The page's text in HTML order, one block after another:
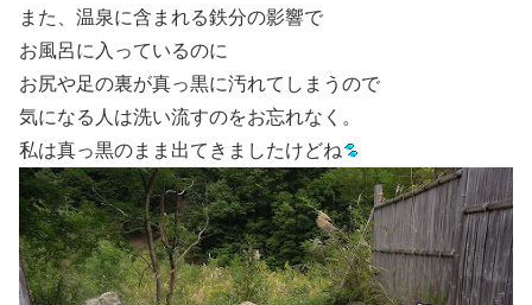
また、温泉に含まれる鉄分の影響で
お風呂に入っているのに
お尻や足の裏が真っ黒に汚れてしまうので
気になる人は洗い流すのをお忘れなく。
私は真っ黒のまま出てきましたけどね